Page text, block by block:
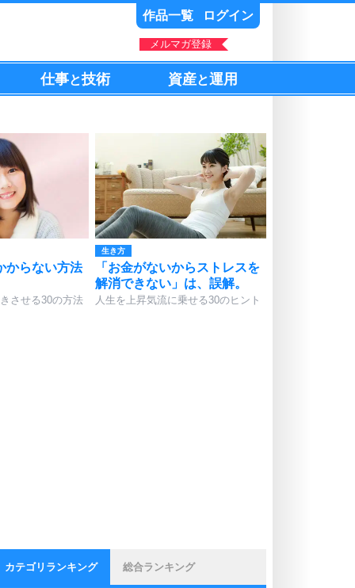
作品一覧 ログイン
メルマガ登録
仕事と技術 資産と運用
からない方法
させる30の方法
生き方
「お金がないからストレスを
解消できない」は、誤解。
人生を上昇気流に乗せる30のヒント
カテゴリランキング 総合ランキング